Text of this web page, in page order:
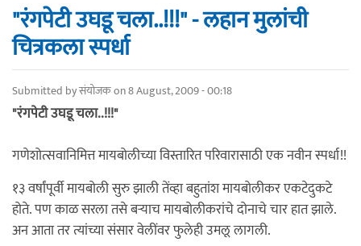
"रंगपेटी उघडू चला..!!!" - लहान मुलांची
चित्रकला स्पर्धा
Submitted byसंयोजकon 8 August, 2009 - 00:18
"रंगपेटी उघडू चला..!!!"
गणेशोत्सवानिमित्त मायबोलीच्या विस्तारित परिवारासाठी एक नवीन स्पर्धा!!
१३ वर्षांपूर्वी मायबोली सुरु झाली तेंव्हा बहुतांश मायबोलीकर एकटेदुकटे
होते. पण काळ सरला तसे बर्‍याच मायबोलीकरांचे दोनाचे चार हात झाले.
अन आता तर त्यांच्या संसार वेलींवर फुलेही उमलू लागली.